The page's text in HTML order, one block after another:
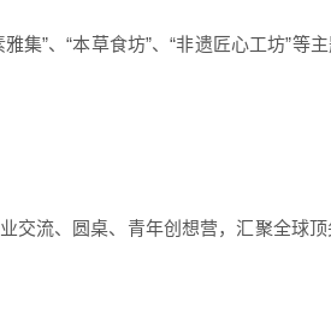
集”、“本草食坊”、“非遗匠心工坊”
交流、圆桌、青年创想营，汇聚全球